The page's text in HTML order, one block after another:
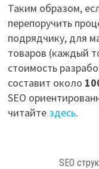
Таким образом,
перепоручить
подрядчику, для
товаров (каждый
стоимость
составит около
SEO
читайте здесь.
SEO